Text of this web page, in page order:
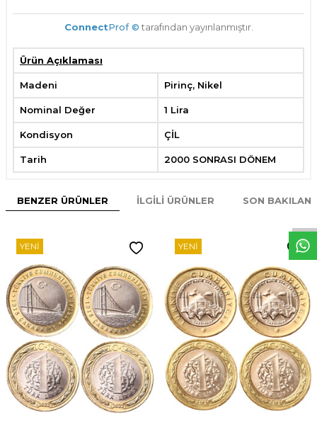
W
h
t
s
p
p
D
e
s
e
H
a
t
t
ConnectProf © tarafından yayınlanmıştır.
Ürün Açıklaması
Madeni Pirinç, Nikel
Nominal Değer 1 Lira
Kondisyon ÇİL
Tarih 2000 SONRASI DÖNEM
BENZER ÜRÜNLER İLGILI ÜRÜNLER SON
YENI YENI